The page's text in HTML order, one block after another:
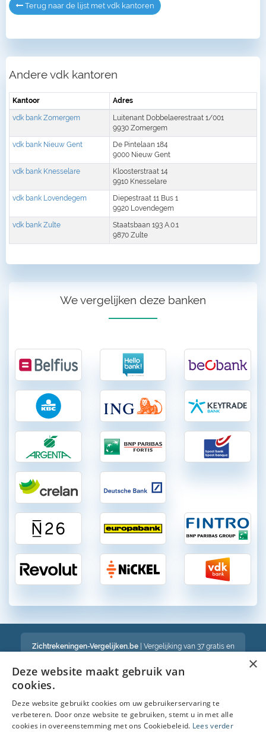
Terug naar de lijst met vdk kantoren
Andere vdk kantoren
Kantoor Adres
vdk bank Zomergem
Luitenant Dobbelaerestraat 1/001
9930 Zomergem
vdk bank Nieuw Gent
De Pintelaan 184
9000 Nieuw Gent
vdk bank Knesselare
Kloosterstraat 14
9910 Knesselare
vdk bank Lovendegem
Diepestraat 11 Bus 1
9920 Lovendegem
vdk bank Zulte
Staatsbaan 193 A.0.1
9870 Zulte
We vergelijken deze banken
Zichtrekeningen-Vergelijken.be| Vergelijking van 37 gratis en
Een volledig onafhankelijke vergelijking van gratis en betalende
bankrekeningen in België
Bekijk ook :
×
Deze website maakt gebruik van
cookies.
Deze website gebruikt cookies om uw gebruikerservaring te
verbeteren. Door onze website te gebruiken, stemt u in met alle
cookies in overeenstemming met ons Cookiebeleid. Lees verder